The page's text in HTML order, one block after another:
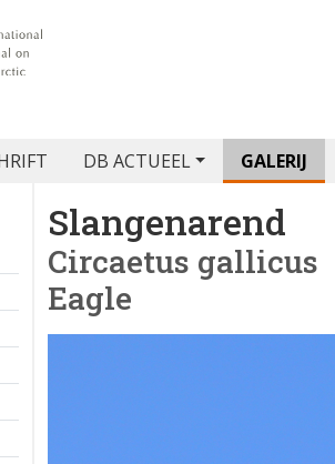
DB ACTUEEL GALERIJ
Slangenarend
Circaetus gallicus
Eagle